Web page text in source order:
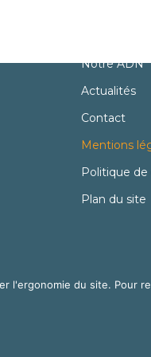
Notre ADN
Actualités
Contact
Mentions
Politique
Plan du site
l'ergonomie du site. Pour